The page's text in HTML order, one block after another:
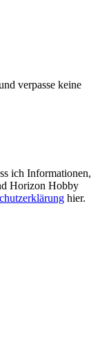
verpasse keine
ich Informationen,
Horizon Hobby
hier.